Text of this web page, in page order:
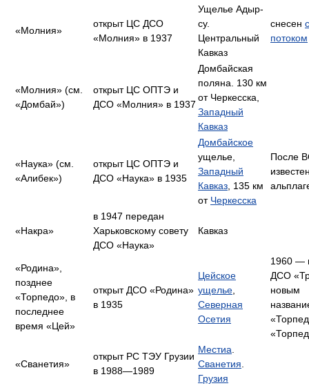
«Молния»
открыт ЦС ДСО
«Молния» в 1937
Ущелье Адыр-
су.
Центральный
Кавказ
снесен
потоком
«Молния» (см.
«Домбай»)
открыт ЦС ОПТЭ и
ДСО «Молния» в 1937
Домбайская
поляна. 130 км
от Черкесска,
Западный
Кавказ
«Наука» (см.
«Алибек»)
открыт ЦС ОПТЭ и
ДСО «Наука» в 1935
Домбайское
ущелье,
Западный
Кавказ, 135 км
от Черкесска
После
«Накра»
в 1947 передан
Харьковскому совету
ДСО «Наука»
Кавказ
«Родина»,
позднее
«Торпедо», в
последнее
время «Цей»
открыт ДСО «Родина»
в 1935
Цейское
ущелье,
Северная
Осетия
1960 —
ДСО
новым
«Сванетия»
открыт РС ТЭУ Грузии
в 1988—1989
Местиа.
Сванетия.
Грузия